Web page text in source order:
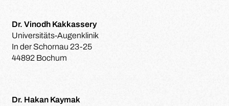
Dr. Vinodh Kakkassery
Universitäts-Augenklinik
In der Schornau 23-25
44892 Bochum
Dr. Hakan Kaymak